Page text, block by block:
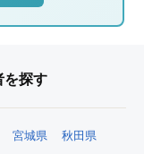
を探す
宮城県 秋田県